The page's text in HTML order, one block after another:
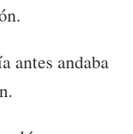
antes andaba